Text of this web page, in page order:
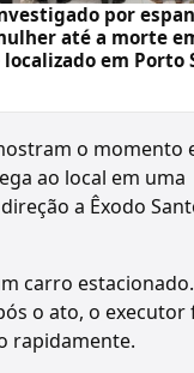
por
até a morte
localizado em Porto
o momento
ao local em uma
a Êxodo
carro
o ato, o executor
rapidamente.